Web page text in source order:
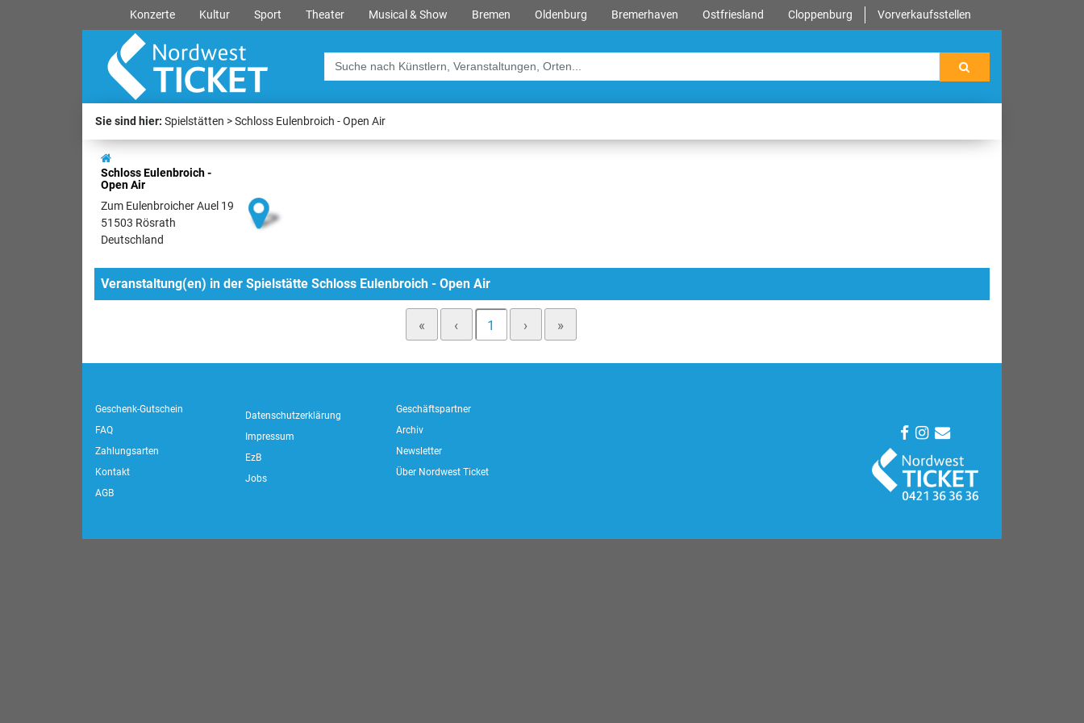
Konzerte Kultur Sport Theater Musical & Show Bremen Oldenburg Bremerhaven Ostfriesland Cloppenburg Vorverkaufsstellen
Sie sind hier: Spielstätten Schloss Eulenbroich - Open Air
Schloss Eulenbroich -
Open Air
Zum Eulenbroicher Auel 19
51503 Rösrath
Deutschland
Veranstaltung(en) in der Spielstätte Schloss Eulenbroich - Open Air
« ‹ 1 › »
Geschenk-Gutschein
FAQ
Zahlungsarten
Kontakt
AGB
Datenschutzerklärung
Impressum
EzB
Jobs
Geschäftspartner
Archiv
Newsletter
Über Nordwest Ticket